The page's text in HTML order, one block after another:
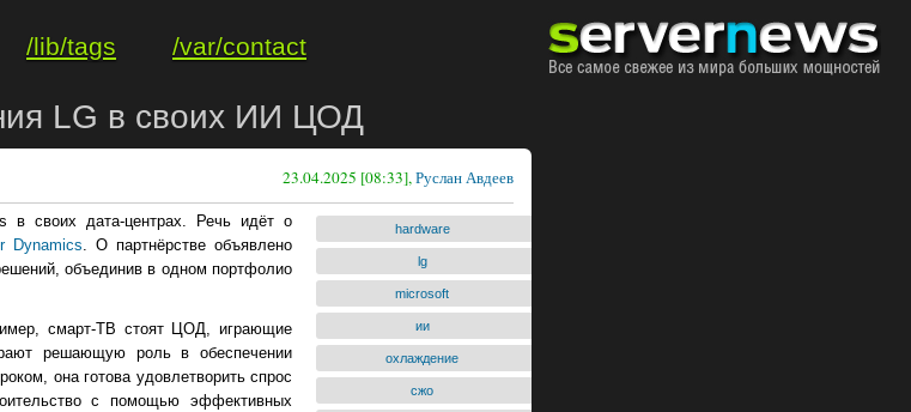
/lib/tags /var/contact
LG в своих ИИ ЦОД
23.04.2025 [08:33],Руслан Авдеев
hardware
lg
microsoft
ии
охлаждение
сжо
в своих дата-центрах. Речь идёт о
Dynamics. О партнёрстве объявлено
объединив в одном портфолио
смарт-ТВ стоят ЦОД, играющие
решающую роль в обеспечении
она готова удовлетворить спрос
с помощью эффективных